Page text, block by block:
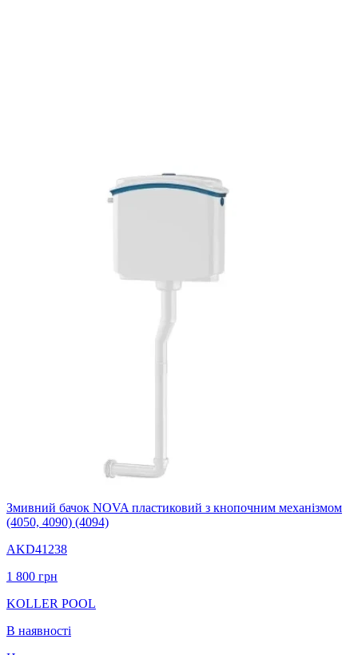
Змивний бачок NOVA пластиковий з кнопочним механiзмом
(4050, 4090) (4094)
AKD41238
1 800 грн
KOLLER POOL
В наявності